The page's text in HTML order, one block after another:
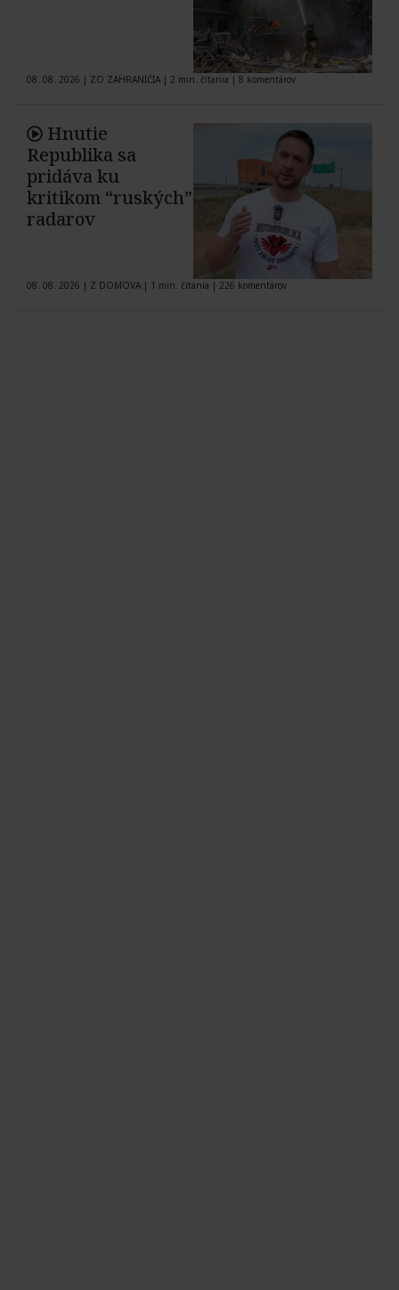
08. 08. 2026 | ZO ZAHRANIČIA | 2 min. čítania | 8 komentárov
Hnutie
Republika sa
pridáva ku
kritikom “ruských”
radarov
08. 08. 2026 | Z DOMOVA | 1 min. čítania | 226 komentárov